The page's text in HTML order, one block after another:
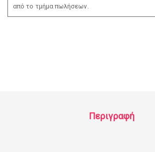
από το τμήμα πωλήσεων.
Περιγραφή